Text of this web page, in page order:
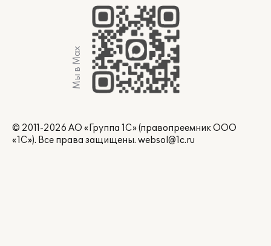
Мы в Max
© 2011-2026 АО «Группа 1С» (правопреемник ООО
«1С»). Все права защищены. websol@1c.ru